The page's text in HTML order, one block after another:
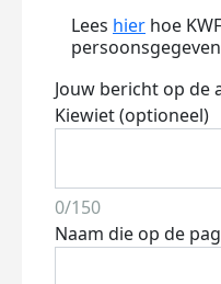
Lees hier hoe
Jouw bericht op de
Kiewiet (optioneel)
0/150
Naam die op de